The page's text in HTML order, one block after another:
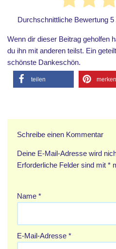
Durchschnittliche Bewertung 5
Wenn dir dieser Beitrag geholfen
du ihn mit anderen teilst. Ein
schönste Dankeschön.
teilen merken
Schreibe einen Kommentar
Deine E-Mail-Adresse wird
Erforderliche Felder sind mit *
Name *
E-Mail-Adresse *